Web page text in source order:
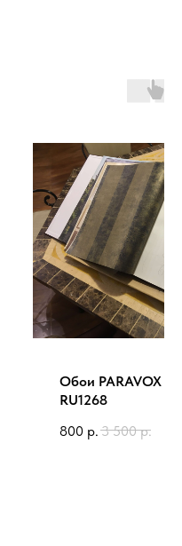
Обои PARAVOX
RU1268
800 р. 3 500 р.